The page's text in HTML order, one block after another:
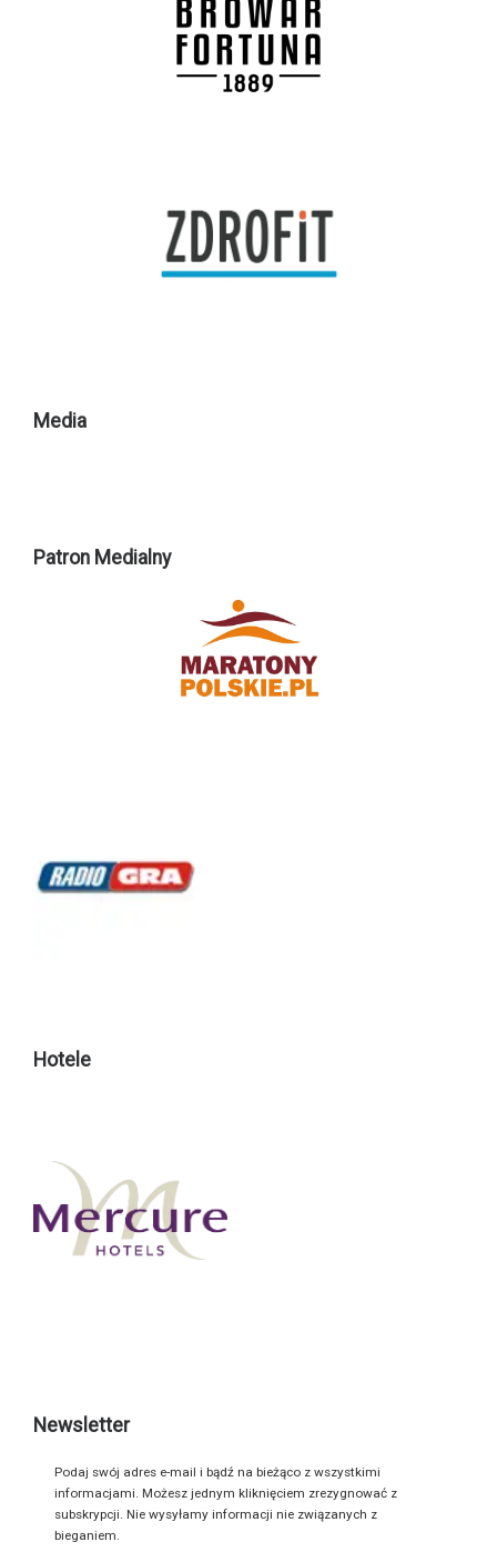
Media
Patron Medialny
Hotele
Newsletter
Podaj swój adres e-mail i bądź na bieżąco z wszystkimi
informacjami. Możesz jednym kliknięciem zrezygnować z
subskrypcji. Nie wysyłamy informacji nie związanych z
bieganiem.